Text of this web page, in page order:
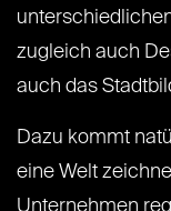
zugleich auch
auch das
Dazu kommt
eine Welt
Unternehmen